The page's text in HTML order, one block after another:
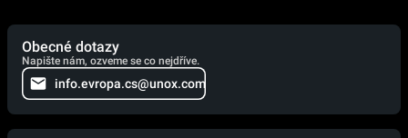
Obecné dotazy
Napište nám, ozveme se co nejdříve.
info.evropa.cs@unox.com